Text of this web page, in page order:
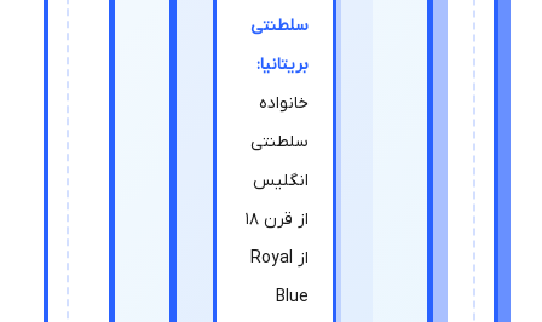
سلطنتی
بریتانیا:
خانواده
سلطنتی
انگلیس
از قرن 18
از Royal
Blue